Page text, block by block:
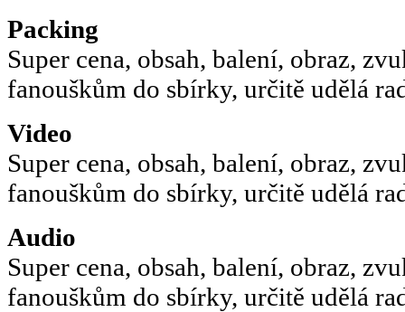
Packing
Super cena, obsah, balení, obraz,
fanouškům do sbírky, určitě udělá
Video
Super cena, obsah, balení, obraz,
fanouškům do sbírky, určitě udělá
Audio
Super cena, obsah, balení, obraz,
fanouškům do sbírky, určitě udělá